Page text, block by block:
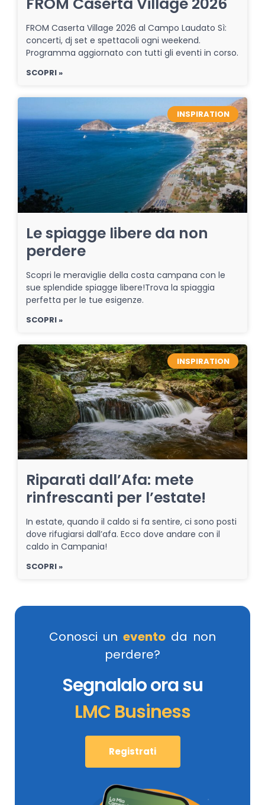
FROM Caserta Village 2026 al Campo Laudato Sì:
concerti, dj set e spettacoli ogni weekend.
Programma aggiornato con tutti gli eventi in corso.
SCOPRI »
INSPIRATION
Le spiagge libere da non
perdere
Scopri le meraviglie della costa campana con le
sue splendide spiagge libere!Trova la spiaggia
perfetta per le tue esigenze.
SCOPRI »
INSPIRATION
Riparati dall’Afa: mete
rinfrescanti per l’estate!
In estate, quando il caldo si fa sentire, ci sono posti
dove rifugiarsi dall’afa. Ecco dove andare con il
caldo in Campania!
SCOPRI »
Conosci un evento da non
perdere?
Segnalalo ora su
LMC Business
Registrati